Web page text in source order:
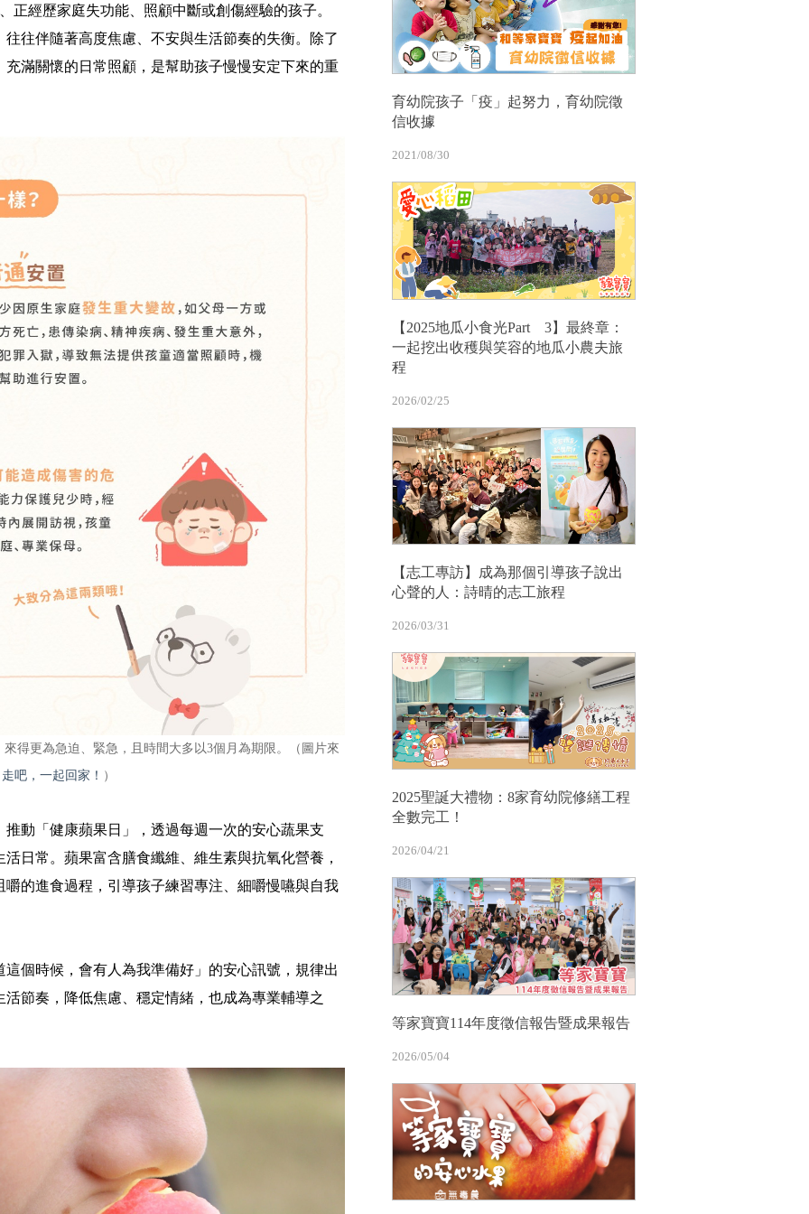
正經歷家庭失功能、照顧中斷或創傷經驗的孩子。
往伴隨著高度焦慮、不安與生活節奏的失衡。除了
滿關懷的日常照顧，是幫助孩子慢慢安定下來的重
得更為急迫、緊急，且時間大多以3個月為期限。（圖片來
走吧，一起回家！ ）
動「健康蘋果日」，透過每週一次的安心蔬果支
日常。蘋果富含膳食纖維、維生素與抗氧化營養，
的進食過程，引導孩子練習專注、細嚼慢嚥與自我
個時候，會有人為我準備好」的安心訊號，規律出
節奏，降低焦慮、穩定情緒，也成為專業輔導之
育幼院孩子「疫」起努力，育幼院徵
信收據
2021/08/30
【2025地瓜小食光Part 3】最終章：
一起挖出收穫與笑容的地瓜小農夫旅
程
2026/02/25
【志工專訪】成為那個引導孩子說出
心聲的人：詩晴的志工旅程
2026/03/31
2025聖誕大禮物：8家育幼院修繕工程
全數完工！
2026/04/21
等家寶寶114年度徵信報告暨成果報告
2026/05/04